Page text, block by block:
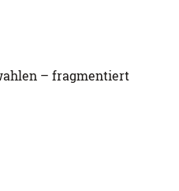
– fragmentiert